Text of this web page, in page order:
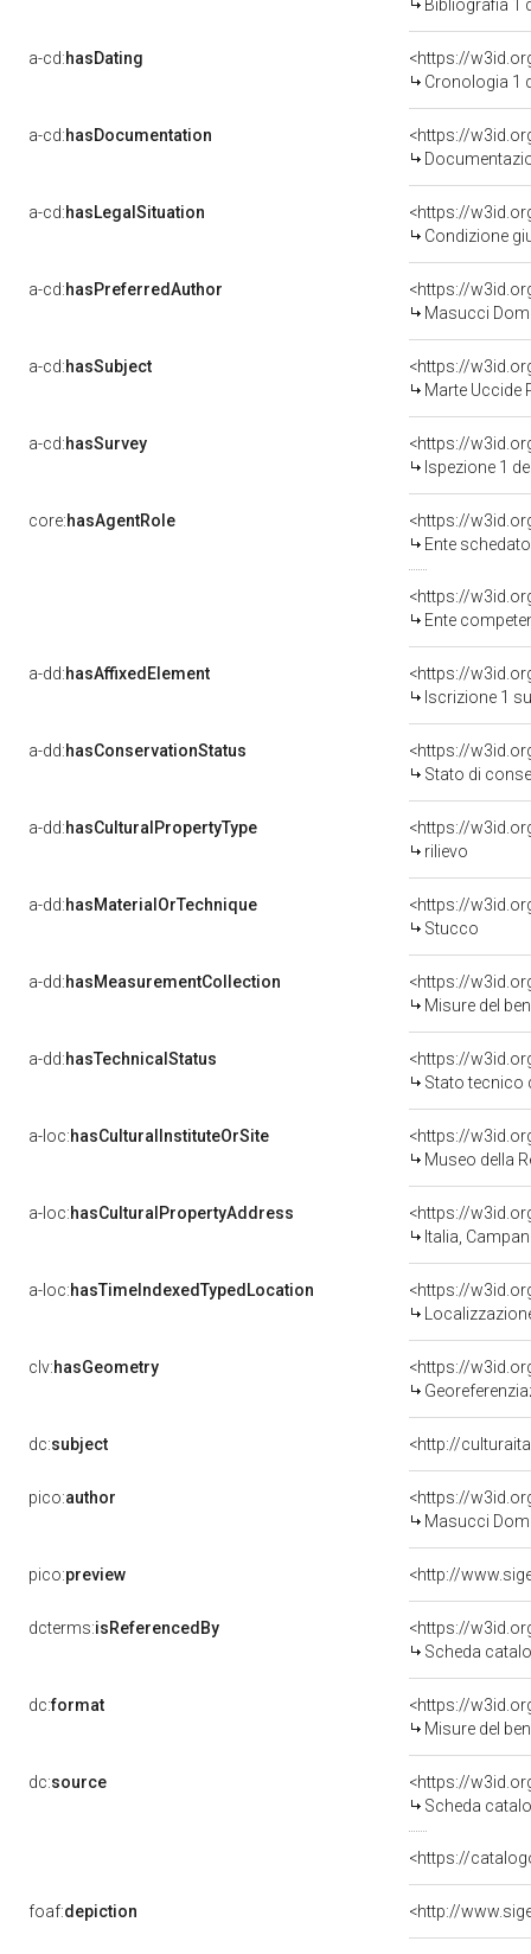
Bibliografia 1
a-cd:hasDating
<https://
Cronologia 1
a-cd:hasDocumentation
a-cd:hasLegalSituation
<https://
Condizione
a-cd:hasPreferredAuthor
<https://
Masucci
a-cd:hasSubject
<https://
Marte Uccide
a-cd:hasSurvey
<https://
Ispezione 1
core:hasAgentRole
<https://
Ente schedatore
<https://
Ente
a-dd:hasAffixedElement
<https://
Iscrizione 1
a-dd:hasConservationStatus
<https://
Stato di
a-dd:hasCulturalPropertyType
<https://
rilievo
a-dd:hasMaterialOrTechnique
<https://
Stucco
a-dd:hasMeasurementCollection
<https://
Misure del
a-dd:hasTechnicalStatus
<https://
Stato tecnico
a-loc:hasCulturalInstituteOrSite
<https://
Museo della
a-loc:hasCulturalPropertyAddress
<https://
Italia,
a-loc:hasTimeIndexedTypedLocation
<https://
clv:hasGeometry
<https://
dc:subject <http://
pico:author
<https://
Masucci
pico:preview
dcterms:isReferencedBy
<https://
Scheda
dc:format
<https://
Misure del
dc:source
<https://
Scheda
<https://
foaf:depiction